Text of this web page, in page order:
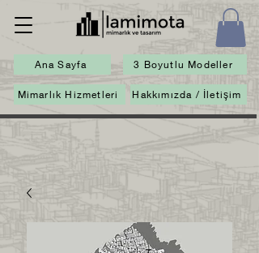
Ana Sayfa 3 Boyutlu Modeller
Mimarlık Hizmetleri Hakkımızda / İletişim